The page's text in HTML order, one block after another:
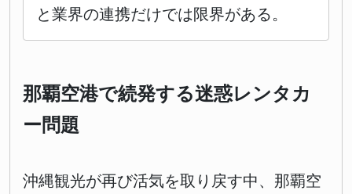
と業界の連携だけでは限界がある。
那覇空港で続発する迷惑レンタカ
ー問題
沖縄観光が再び活気を取り戻す中、那覇空